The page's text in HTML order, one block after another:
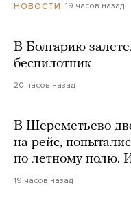
НОВОСТИ 19 часов назад
В Болгарию
беспилотник
20 часов назад
В Шереметьево
на рейс,
по летному полю.
19 часов назад